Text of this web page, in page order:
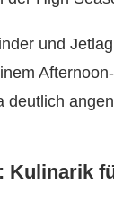
und
deutlich
Kulinarik